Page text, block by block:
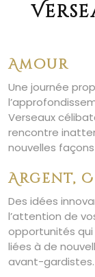
Amour
Une journée
Verseaux
rencontre
nouvelles
Argent,
Des idées
l’attention de
opportunités
liées à de
avant-